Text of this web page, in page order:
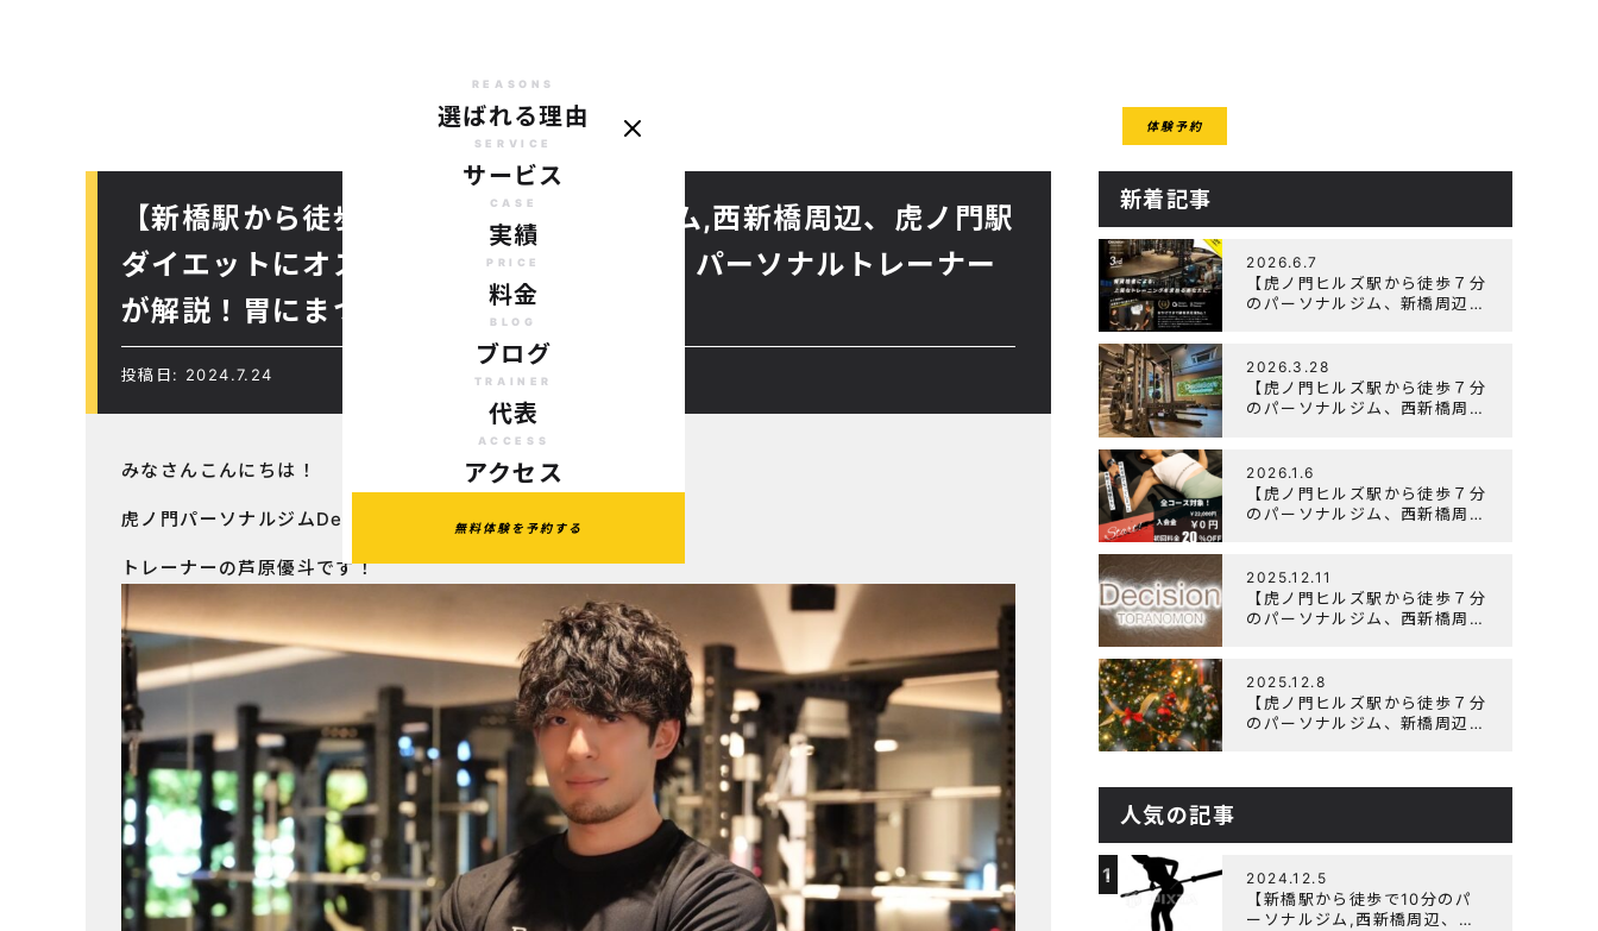
体験予約
REASONS
選ばれる理由
SERVICE
サービス
CASE
実績
PRICE
料金
BLOG
ブログ
TRAINER
代表
ACCESS
アクセス
無料体験を予約する
【新橋駅から徒歩で10分のパーソナルジム,西新橋周辺、虎ノ門駅
ダイエットにオススメのパーソナルジム】パーソナルトレーナー
が解説！胃にまつわる消化不良について
投稿日: 2024.7.24
みなさんこんにちは！
虎ノ門パーソナルジムDecision
トレーナーの芦原優斗です！
新着記事
2026.6.7
【虎ノ門ヒルズ駅から徒歩７分
のパーソナルジム、新橋周辺、
ペーン』実施中！
2026.3.28
【虎ノ門ヒルズ駅から徒歩７分
のパーソナルジム、西新橋周
トレーニング記事の監修をしま
した
2026.1.6
【虎ノ門ヒルズ駅から徒歩７分
のパーソナルジム、西新橋周
ャンペーン実施します！
2025.12.11
【虎ノ門ヒルズ駅から徒歩７分
のパーソナルジム、西新橋周
について
2025.12.8
【虎ノ門ヒルズ駅から徒歩７分
のパーソナルジム、新橋周辺、
ーン実施中です！
人気の記事
1 2024.12.5
【新橋駅から徒歩で10分のパ
ーソナルジム,西新橋周辺、虎